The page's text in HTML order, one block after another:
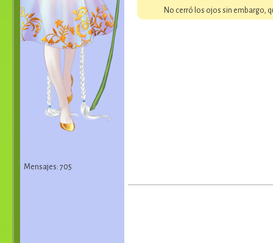
Mensajes: 705
No cerró los ojos sin embargo,